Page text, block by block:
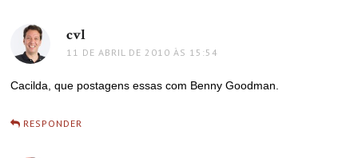
cvl
11 DE ABRIL DE 2010 ÀS 15:54
Cacilda, que postagens essas com Benny Goodman.
RESPONDER